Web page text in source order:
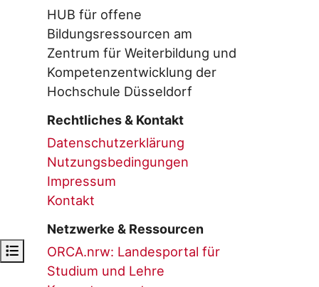
Open course index
HUB für offene
Bildungsressourcen am
Zentrum für Weiterbildung und
Kompetenzentwicklung der
Hochschule Düsseldorf
Rechtliches & Kontakt
Datenschutzerklärung
Nutzungsbedingungen
Impressum
Kontakt
Netzwerke & Ressourcen
ORCA.nrw: Landesportal für
Studium und Lehre